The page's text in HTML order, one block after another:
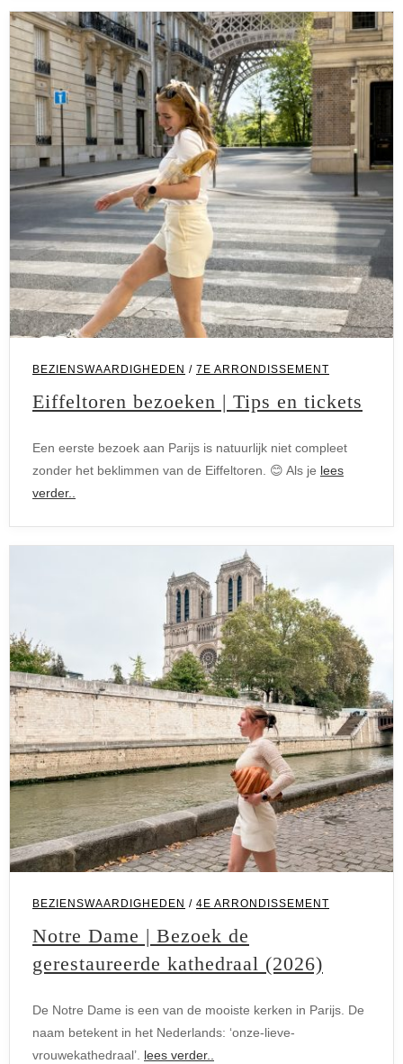
BEZIENSWAARDIGHEDEN / 7E ARRONDISSEMENT
Eiffeltoren bezoeken | Tips en tickets
Een eerste bezoek aan Parijs is natuurlijk niet compleet
zonder het beklimmen van de Eiffeltoren. 😊 Als je lees
verder..
BEZIENSWAARDIGHEDEN / 4E ARRONDISSEMENT
Notre Dame | Bezoek de
gerestaureerde kathedraal (2026)
De Notre Dame is een van de mooiste kerken in Parijs. De
naam betekent in het Nederlands: ‘onze-lieve-
vrouwekathedraal’. lees verder..